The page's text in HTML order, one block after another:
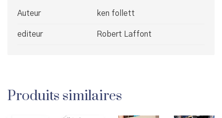
Auteur ken follett
editeur Robert Laffont
Produits similaires